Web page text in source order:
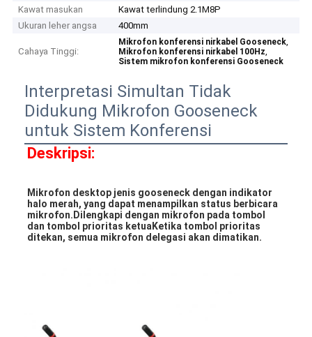
Kawat masukan
Kawat terlindung 2.1M8P
Ukuran leher angsa
400mm
Cahaya Tinggi:
Mikrofon konferensi nirkabel Gooseneck,
Mikrofon konferensi nirkabel 100Hz,
Sistem mikrofon konferensi Gooseneck
Interpretasi Simultan Tidak
Didukung Mikrofon Gooseneck
untuk Sistem Konferensi
Deskripsi:
Mikrofon desktop jenis gooseneck dengan indikator
halo merah, yang dapat menampilkan status berbicara
mikrofon.Dilengkapi dengan mikrofon pada tombol
dan tombol prioritas ketuaKetika tombol prioritas
ditekan, semua mikrofon delegasi akan dimatikan.